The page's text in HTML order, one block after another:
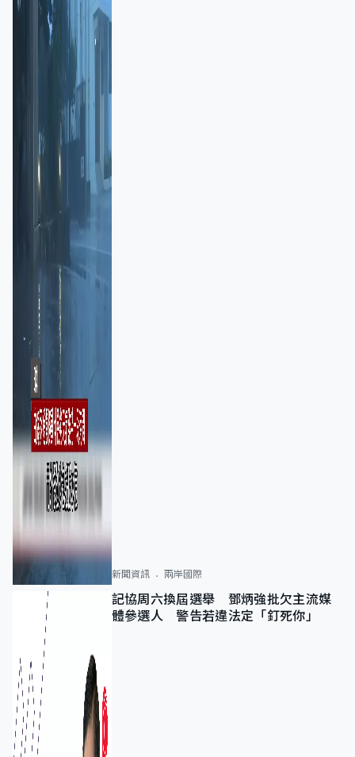
新聞資訊 兩岸國際
記協周六換屆選舉 鄧炳強批欠主流媒
體參選人 警告若違法定「釘死你」